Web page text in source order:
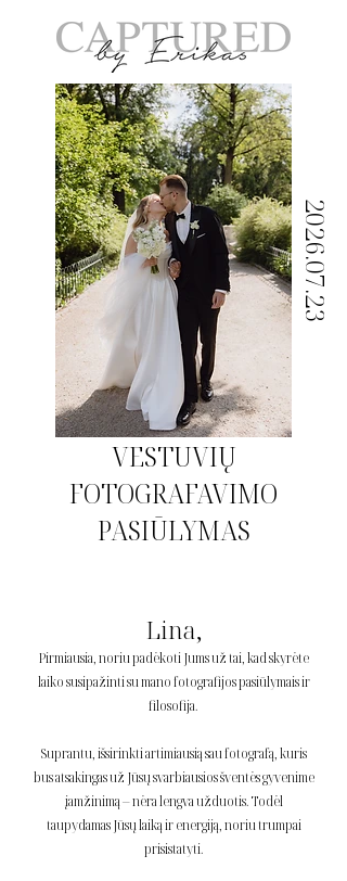
2026.07.23
VESTUVIŲ
FOTOGRAFAVIMO
PASIŪLYMAS
Lina,
Pirmiausia, noriu padėkoti Jums už tai, kad skyrėte
laiko susipažinti su mano fotografijos pasiūlymais ir
filosofija.
Suprantu, išsirinkti artimiausią sau fotografą, kuris
bus atsakingas už Jūsų svarbiausios šventės gyvenime
įamžinimą – nėra lengva užduotis. Todėl
taupydamas Jūsų laiką ir energiją, noriu trumpai
prisistatyti.